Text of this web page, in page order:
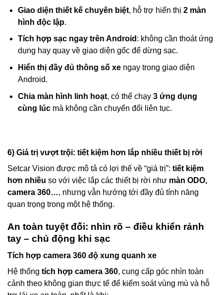
Giao diện thiết kế chuyên biệt, hỗ trợ hiển thị 2 màn
hình độc lập.
Tích hợp sạc ngay trên Android : không cần thoát ứng
dụng hay quay về giao diện gốc để dừng sạc.
Hiển thị đầy đủ thông số xengay trong giao diện
Android.
Chia màn hình linh hoạt, có thể chạy 3 ứng dụng
cùng lúcmà không cần chuyển đổi liên tục.
6) Giá trị vượt trội: tiết kiệm hơn lắp nhiều thiết bị rời
Setcar Vision được mô tả có lợi thế về “giá trị”: tiết kiệm
hơn nhiều so với việc lắp các thiết bị rời như màn ODO,
camera 360…, nhưng vẫn hướng tới đầy đủ tính năng
quan trọng trong một hệ thống.
An toàn tuyệt đối: nhìn rõ – điều khiển rảnh
tay – chủ động khi sạc
Tích hợp camera 360 độ xung quanh xe
Hệ thống tích hợp camera 360, cung cấp góc nhìn toàn
cảnh theo không gian thực tế để kiểm soát vùng mù và hỗ